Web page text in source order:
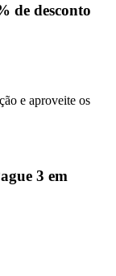
de desconto
e aproveite os
3 em